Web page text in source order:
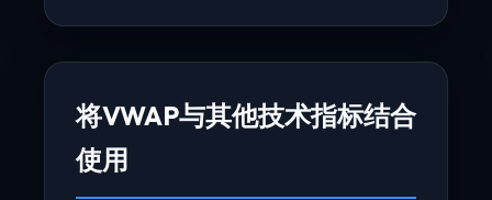
将VWAP与其他技术指标结合
使用